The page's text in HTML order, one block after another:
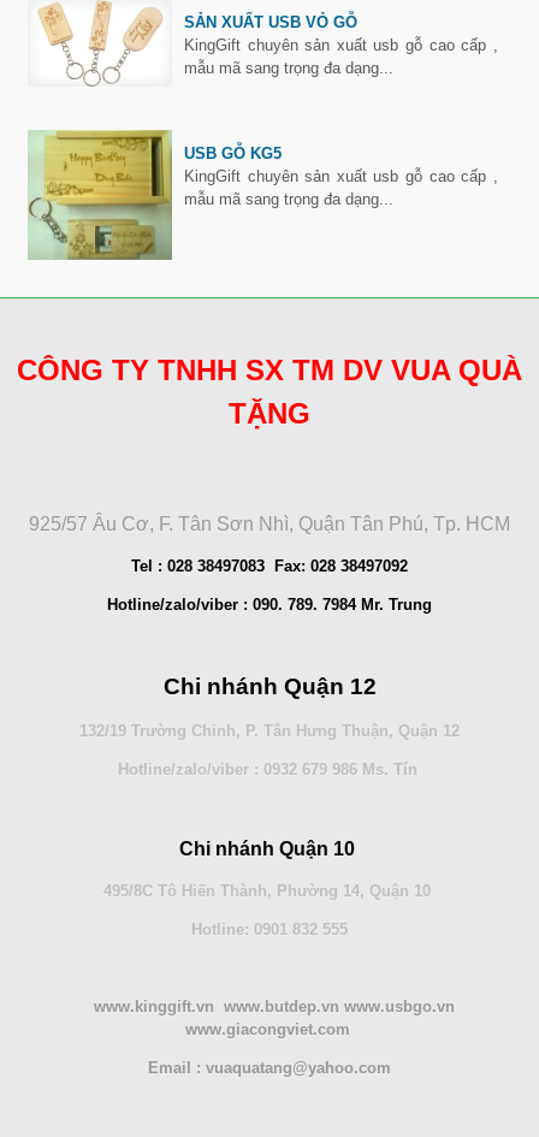
SẢN XUẤT USB VỎ GỖ
KingGift chuyên sản xuất usb gỗ cao cấp ,
mẫu mã sang trọng đa dạng...
USB GỖ KG5
KingGift chuyên sản xuất usb gỗ cao cấp ,
mẫu mã sang trọng đa dạng...
CÔNG TY TNHH SX TM DV VUA QUÀ
TẶNG
925/57 Âu Cơ, F. Tân Sơn Nhì, Quận Tân Phú, Tp. HCM
Tel : 028 38497083 Fax: 028 38497092
Hotline/zalo/viber : 090. 789. 7984 Mr. Trung
Chi nhánh Quận 12
132/19 Trường Chinh, P. Tân Hưng Thuận, Quận 12
Hotline/zalo/viber : 0932 679 986 Ms. Tín
Chi nhánh Quận 10
495/8C Tô Hiến Thành, Phường 14, Quận 10
Hotline: 0901 832 555
www.kinggift.vn www.butdep.vn www.usbgo.vn
www.giacongviet.com
Email : vuaquatang@yahoo.com